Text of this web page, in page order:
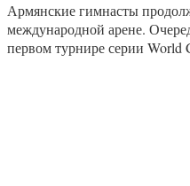
Армянские гимнасты
международной арене.
первом турнире серии World